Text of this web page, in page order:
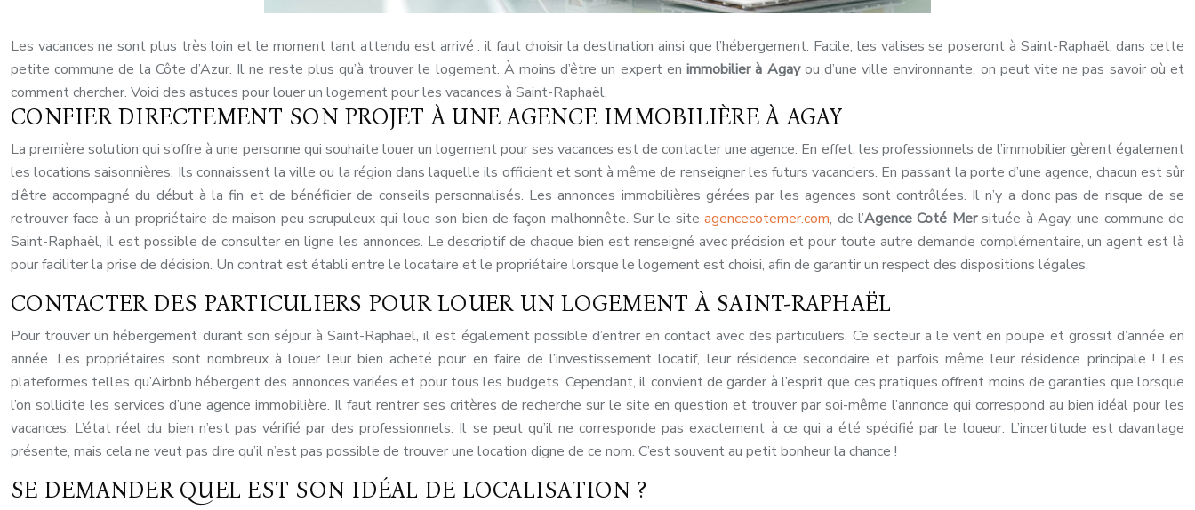
Les vacances ne sont plus très loin et le moment tant attendu est arrivé : il faut choisir la destination ainsi que l’hébergement. Facile, les valises se poseront à Saint-Raphaël, dans cette
petite commune de la Côte d’Azur. Il ne reste plus qu’à trouver le logement. À moins d’être un expert enimmobilier à Agayou d’une ville environnante, on peut vite ne pas savoir où et
comment chercher. Voici des astuces pour louer un logement pour les vacances à Saint-Raphaël.
CONFIER DIRECTEMENT SON PROJET À UNE AGENCE IMMOBILIÈRE À AGAY
La première solution qui s’offre à une personne qui souhaite louer un logement pour ses vacances est de contacter une agence. En effet, les professionnels de l’immobilier gèrent également
les locations saisonnières. Ils connaissent la ville ou la région dans laquelle ils officient et sont à même de renseigner les futurs vacanciers. En passant la porte d’une agence, chacun est sûr
d’être accompagné du début à la fin et de bénéficier de conseils personnalisés. Les annonces immobilières gérées par les agences sont contrôlées. Il n’y a donc pas de risque de se
retrouver face à un propriétaire de maison peu scrupuleux qui loue son bien de façon malhonnête. Sur le siteagencecotemer.com, de l’Agence Coté Mersituée à Agay, une commune de
Saint-Raphaël, il est possible de consulter en ligne les annonces. Le descriptif de chaque bien est renseigné avec précision et pour toute autre demande complémentaire, un agent est là
pour faciliter la prise de décision. Un contrat est établi entre le locataire et le propriétaire lorsque le logement est choisi, afin de garantir un respect des dispositions légales.
CONTACTER DES PARTICULIERS POUR LOUER UN LOGEMENT À SAINT-RAPHAËL
Pour trouver un hébergement durant son séjour à Saint-Raphaël, il est également possible d’entrer en contact avec des particuliers. Ce secteur a le vent en poupe et grossit d’année en
année. Les propriétaires sont nombreux à louer leur bien acheté pour en faire de l’investissement locatif, leur résidence secondaire et parfois même leur résidence principale ! Les
plateformes telles qu’Airbnb hébergent des annonces variées et pour tous les budgets. Cependant, il convient de garder à l’esprit que ces pratiques offrent moins de garanties que lorsque
l’on sollicite les services d’une agence immobilière. Il faut rentrer ses critères de recherche sur le site en question et trouver par soi-même l’annonce qui correspond au bien idéal pour les
vacances. L’état réel du bien n’est pas vérifié par des professionnels. Il se peut qu’il ne corresponde pas exactement à ce qui a été spécifié par le loueur. L’incertitude est davantage
présente, mais cela ne veut pas dire qu’il n’est pas possible de trouver une location digne de ce nom. C’est souvent au petit bonheur la chance !
SE DEMANDER QUEL EST SON IDÉAL DE LOCALISATION ?